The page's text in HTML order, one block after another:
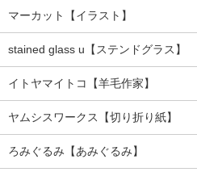
マーカット【イラスト】
stained glass u【ステンドグラス】
イトヤマイトコ【羊毛作家】
ヤムシスワークス【切り折り紙】
ろみぐるみ【あみぐるみ】